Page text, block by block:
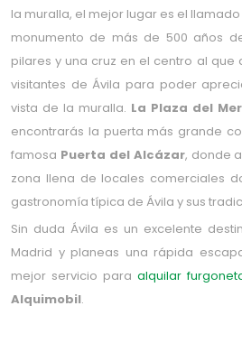
la muralla, el mejor lugar es el llamado
monumento de más de 500 años
pilares y una cruz en el centro al
visitantes de Ávila para poder
vista de la muralla. La Plaza del
encontrarás la puerta más grande
famosa Puerta del Alcázar, donde
zona llena de locales comerciales
gastronomía típica de Ávila y sus
Sin duda Ávila es un excelente
Madrid y planeas una rápida
mejor servicio para alquilar
Alquimobil.